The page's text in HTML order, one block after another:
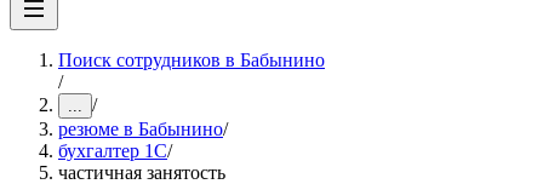
Поиск сотрудников в Бабынино
/
... /
резюме в Бабынино/
бухгалтер 1C/
частичная занятость